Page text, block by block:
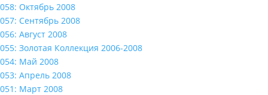
058: Октябрь 2008
057: Сентябрь 2008
056: Август 2008
055: Золотая Коллекция 2006-2008
054: Май 2008
053: Апрель 2008
051: Март 2008